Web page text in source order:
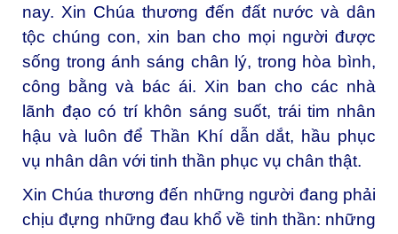
nay. Xin Chúa thương đến đất nước và dân
tộc chúng con, xin ban cho mọi người được
sống trong ánh sáng chân lý, trong hòa bình,
công bằng và bác ái. Xin ban cho các nhà
lãnh đạo có trí khôn sáng suốt, trái tim nhân
hậu và luôn để Thần Khí dẫn dắt, hầu phục
vụ nhân dân với tinh thần phục vụ chân thật.
Xin Chúa thương đến những người đang phải
chịu đựng những đau khổ về tinh thần: những